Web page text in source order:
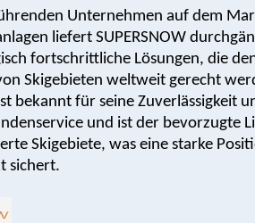
Unternehmen auf dem
liefert SUPERSNOW
fortschrittliche Lösungen, die
Skigebieten weltweit gerecht
bekannt für seine Zuverlässigkeit
und ist der bevorzugte
Skigebiete, was eine starke
sichert.